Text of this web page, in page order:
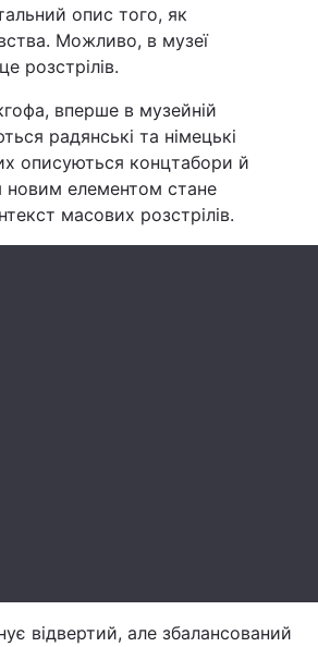
Лайт
Інциденти
Туризм
Погода
Регіони
опис того, як
Можливо, в музеї
розстрілів.
вперше в музейній
радянські та німецькі
описуються концтабори й
елементом стане
масових розстрілів.
відвертий, але збалансований